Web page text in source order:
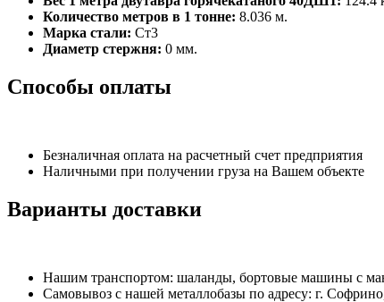
Количество метров в 1 тонне: 8.036 м.
Марка стали: Ст3
Диаметр стержня: 0 мм.
Способы оплаты
Безналичная оплата на расчетный счет предприятия
Наличными при получении груза на Вашем объекте
Варианты доставки
Нашим транспортом: шаланды, бортовые машины с
Самовывоз с нашей металлобазы по адресу: г.